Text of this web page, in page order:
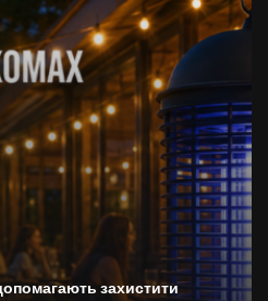
захистити